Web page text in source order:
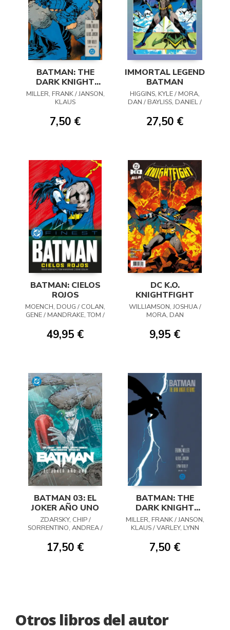
BATMAN: THE
DARK KNIGHT
RETURNS 02 (ED.
FACSIMIL)
MILLER, FRANK / JANSON,
KLAUS
7,50 €
IMMORTAL LEGEND
BATMAN
HIGGINS, KYLE / MORA,
DAN / BAYLISS, DANIEL /
ERICA
27,50 €
BATMAN: CIELOS
ROJOS
MOENCH, DOUG / COLAN,
GENE / MANDRAKE, TOM /
49,95 €
DC K.O.
KNIGHTFIGHT
WILLIAMSON, JOSHUA /
MORA, DAN
9,95 €
BATMAN 03: EL
JOKER AÑO UNO
ZDARSKY, CHIP /
SORRENTINO, ANDREA /
CAMUNCOLI, GIUSEPPE
17,50 €
BATMAN: THE
DARK KNIGHT
RETURNS 01 (ED.
FACSIMIL)
MILLER, FRANK / JANSON,
KLAUS / VARLEY, LYNN
7,50 €
Otros libros del autor